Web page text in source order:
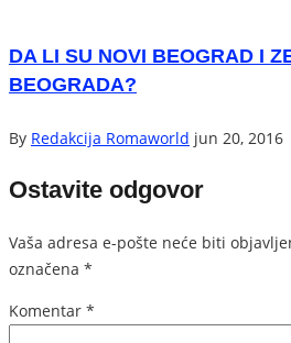
DA LI SU NOVI BEOGRAD I
BEOGRADA?
By Redakcija Romaworld jun 20, 2016
Ostavite odgovor
Vaša adresa e-pošte neće biti
označena *
Komentar *